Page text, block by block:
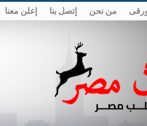
من نحن إتصل بنا إعلن معنا